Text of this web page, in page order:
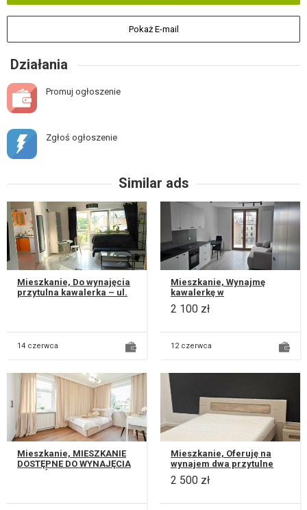
Pokaż E-mail
Działania
Promuj ogłoszenie
Zgłoś ogłoszenie
Similar ads
Mieszkanie, Do wynajęcia
przytulna kawalerka – ul.
14 czerwca
Mieszkanie, Wynajmę
kawalerkę w
apartamentowcu w ścisłym
centrum Lublina ul. Jasna
2 100 zł
12 czerwca
Mieszkanie, MIESZKANIE
DOSTĘPNE DO WYNAJĘCIA
Mieszkanie, Oferuję na
wynajem dwa przytulne
mieszkania o powierzchni
42 m². Znajdziesz tu dwa
2 500 zł